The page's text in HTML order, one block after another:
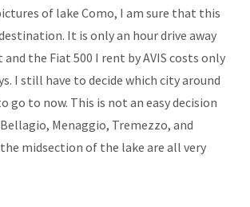
of lake Como, I am sure that this
It is only an hour drive away
the Fiat 500 I rent by AVIS costs only
I still have to decide which city around
go to now. This is not an easy decision
Menaggio, Tremezzo, and
midsection of the lake are all very